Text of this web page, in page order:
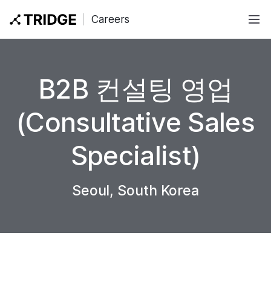
Careers
How We Work
Job Categories
B2B 컨설팅 영업
(Consultative Sales
Specialist)
Seoul, South Korea